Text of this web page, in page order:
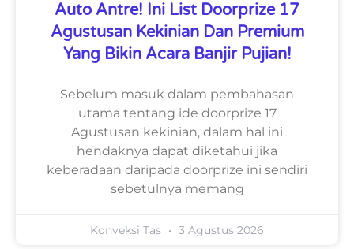
Auto Antre! Ini List Doorprize 17
Agustusan Kekinian Dan Premium
Yang Bikin Acara Banjir Pujian!
Sebelum masuk dalam pembahasan
utama tentang ide doorprize 17
Agustusan kekinian, dalam hal ini
hendaknya dapat diketahui jika
keberadaan daripada doorprize ini sendiri
sebetulnya memang
Konveksi Tas 3 Agustus 2026